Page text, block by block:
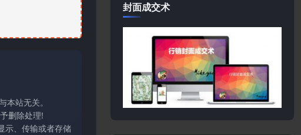
站无关。
删除处理!
示、传输或者存储
封面成交术